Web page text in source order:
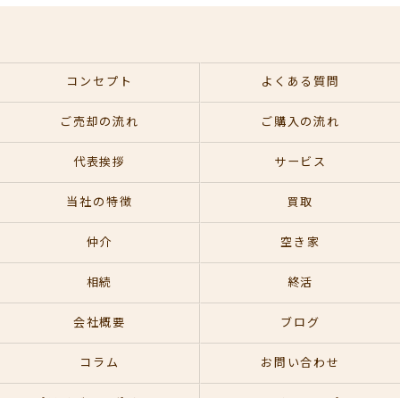
コンセプト よくある質問
ご売却の流れ ご購入の流れ
代表挨拶 サービス
当社の特徴 買取
仲介 空き家
相続 終活
会社概要 ブログ
コラム お問い合わせ